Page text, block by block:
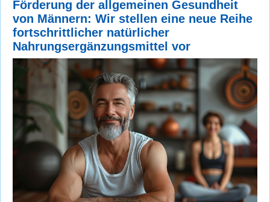
Förderung der allgemeinen Gesundheit
von Männern: Wir stellen eine neue Reihe
fortschrittlicher natürlicher
Nahrungsergänzungsmittel vor